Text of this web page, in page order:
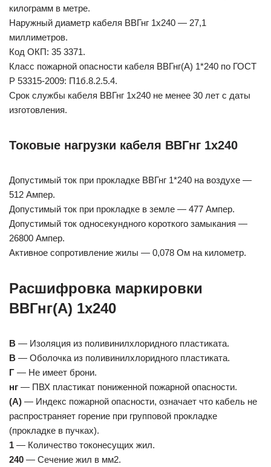
килограмм в метре.
Наружный диаметр кабеля ВВГнг 1х240 — 27,1
миллиметров.
Код ОКП: 35 3371.
Класс пожарной опасности кабеля ВВГнг(А) 1*240 по ГОСТ
Р 53315-2009: П1б.8.2.5.4.
Срок службы кабеля ВВГнг 1х240 не менее 30 лет с даты
изготовления.
Токовые нагрузки кабеля ВВГнг 1х240
Допустимый ток при прокладке ВВГнг 1*240 на воздухе —
512 Ампер.
Допустимый ток при прокладке в земле — 477 Ампер.
Допустимый ток односекундного короткого замыкания —
26800 Ампер.
Активное сопротивление жилы — 0,078 Ом на километр.
Расшифровка маркировки
ВВГнг(А) 1х240
В — Изоляция из поливинилхлоридного пластиката.
В — Оболочка из поливинилхлоридного пластиката.
Г — Не имеет брони.
нг — ПВХ пластикат пониженной пожарной опасности.
(А) — Индекс пожарной опасности, означает что кабель не
распространяет горение при групповой прокладке
(прокладке в пучках).
1 — Количество токонесущих жил.
240 — Сечение жил в мм2.